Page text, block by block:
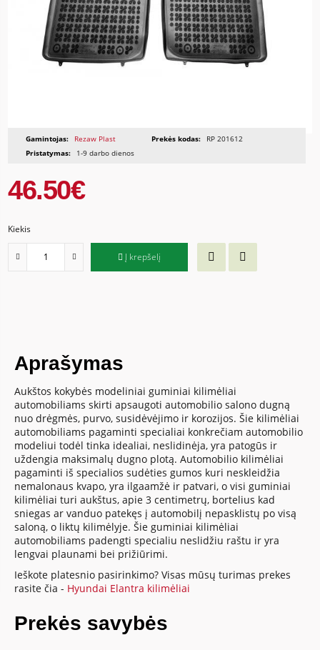
Gamintojas: Rezaw Plast Prekės kodas:
RP 201612
Pristatymas:
1-9 darbo dienos
46.50€
Kiekis
Į krepšelį
Aprašymas
Aukštos kokybės modeliniai guminiai kilimėliai
automobiliams skirti apsaugoti automobilio salono dugną
nuo drėgmės, purvo, susidėvėjimo ir korozijos. Šie kilimėliai
automobiliams pagaminti specialiai konkrečiam automobilio
modeliui todėl tinka idealiai, neslidinėja, yra patogūs ir
uždengia maksimalų dugno plotą. Automobilio kilimėliai
pagaminti iš specialios sudėties gumos kuri neskleidžia
nemalonaus kvapo, yra ilgaamžė ir patvari, o visi guminiai
kilimėliai turi aukštus, apie 3 centimetrų, bortelius kad
sniegas ar vanduo patekęs į automobilį nepasklistų po visą
saloną, o liktų kilimėlyje. Šie guminiai kilimėliai
automobiliams padengti specialiu neslidžiu raštu ir yra
lengvai plaunami bei prižiūrimi.
Ieškote platesnio pasirinkimo? Visas mūsų turimas prekes
rasite čia - Hyundai Elantra kilimėliai
Prekės savybės